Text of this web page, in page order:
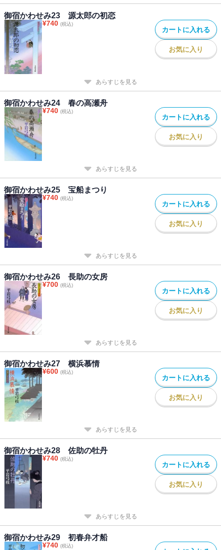
御宿かわせみ23 源太郎の初恋
¥740 (税込)
カートに入れる
お気に入り
あらすじを見る
御宿かわせみ24 春の高瀬舟
¥740 (税込)
カートに入れる
お気に入り
あらすじを見る
御宿かわせみ25 宝船まつり
¥740 (税込)
カートに入れる
お気に入り
あらすじを見る
御宿かわせみ26 長助の女房
¥700 (税込)
カートに入れる
お気に入り
あらすじを見る
御宿かわせみ27 横浜慕情
¥600 (税込)
カートに入れる
お気に入り
あらすじを見る
御宿かわせみ28 佐助の牡丹
¥740 (税込)
カートに入れる
お気に入り
あらすじを見る
御宿かわせみ29 初春弁才船
¥740 (税込)